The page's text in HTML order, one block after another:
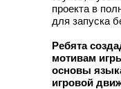
проекта в
для запуска
Ребята
мотивам
основы
игровой